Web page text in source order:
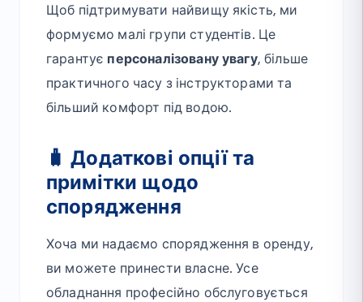
Щоб підтримувати найвищу якість, ми
формуємо малі групи студентів. Це
гарантує персоналізовану увагу, більше
практичного часу з інструкторами та
більший комфорт під водою.
🧳 Додаткові опції та
примітки щодо
спорядження
Хоча ми надаємо спорядження в оренду,
ви можете принести власне. Усе
обладнання професійно обслуговується